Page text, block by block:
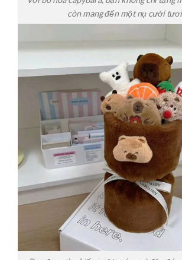
còn mang đến một nụ cười